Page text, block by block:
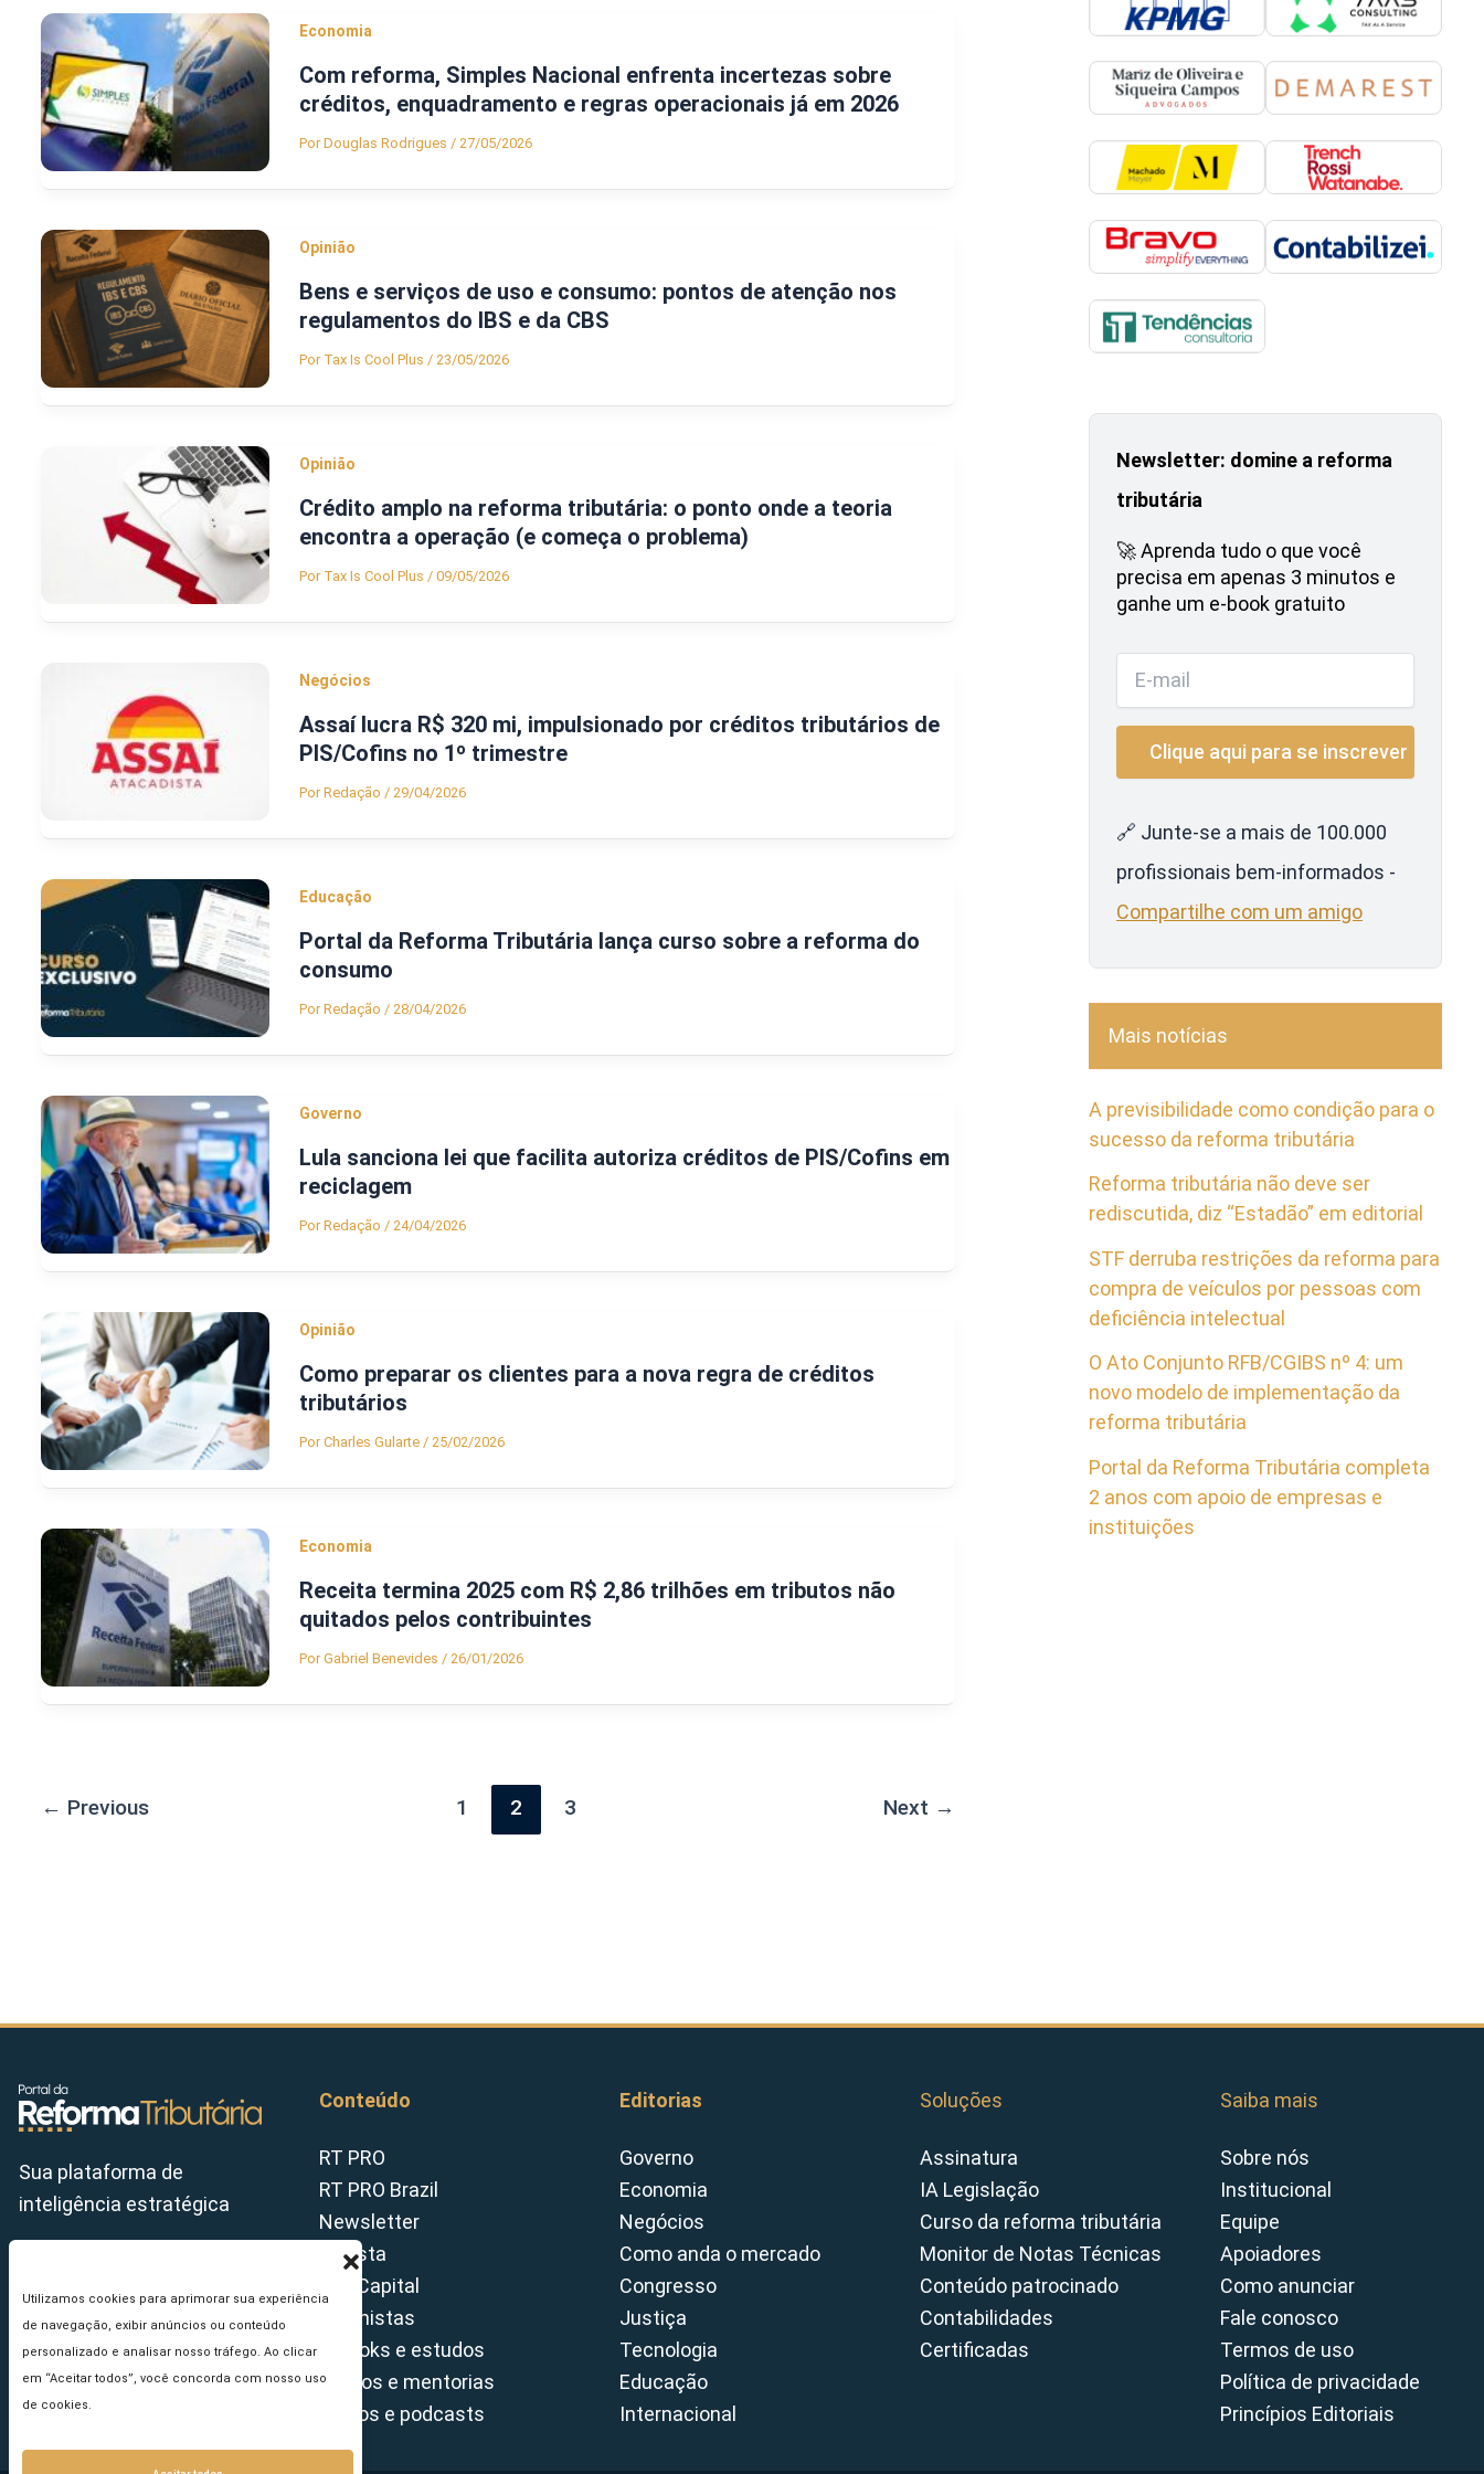
Utilizamos cookies para aprimorar sua experiência
de navegação, exibir anúncios ou conteúdo
personalizado e analisar nosso tráfego. Ao clicar
em “Aceitar todos”, você concorda com nosso uso
de cookies.
Economia
Com reforma, Simples Nacional enfrenta incertezas sobre
créditos, enquadramento e regras operacionais já em 2026
PorDouglas Rodrigues / 27/05/2026
Opinião
Bens e serviços de uso e consumo: pontos de atenção nos
regulamentos do IBS e da CBS
Por Tax Is Cool Plus / 23/05/2026
Opinião
Crédito amplo na reforma tributária: o ponto onde a teoria
encontra a operação (e começa o problema)
Por Tax Is Cool Plus / 09/05/2026
Negócios
Assaí lucra R$ 320 mi, impulsionado por créditos tributários de
PIS/Cofins no 1º trimestre
PorRedação / 29/04/2026
Educação
Portal da Reforma Tributária lança curso sobre a reforma do
consumo
PorRedação / 28/04/2026
Governo
Lula sanciona lei que facilita autoriza créditos de PIS/Cofins em
reciclagem
PorRedação / 24/04/2026
Opinião
Como preparar os clientes para a nova regra de créditos
tributários
PorCharles Gularte / 25/02/2026
Economia
Receita termina 2025 com R$ 2,86 trilhões em tributos não
quitados pelos contribuintes
PorGabriel Benevides / 26/01/2026
← Previous 1 2 3 Next →
Newsletter: domine a reforma
tributária
🚀 Aprenda tudo o que você
precisa em apenas 3 minutos e
ganhe um e-book gratuito
🔗 Junte-se a mais de 100.000
profissionais bem-informados -
Compartilhe com um amigo
Mais notícias
A previsibilidade como condição para o
sucesso da reforma tributária
Reforma tributária não deve ser
rediscutida, diz “Estadão” em editorial
STF derruba restrições da reforma para
compra de veículos por pessoas com
deficiência intelectual
O Ato Conjunto RFB/CGIBS nº 4: um
novo modelo de implementação da
reforma tributária
Portal da Reforma Tributária completa
2 anos com apoio de empresas e
instituições
Sua plataforma de
inteligência estratégica
Conteúdo
RT PRO
RT PRO Brazil
Newsletter
Revista
Tax Capital
Colunistas
E-books e estudos
Cursos e mentorias
Vídeos e podcasts
Editorias
Governo
Economia
Negócios
Como anda o mercado
Congresso
Justiça
Tecnologia
Educação
Internacional
Soluções
Assinatura
IA Legislação
Curso da reforma tributária
Monitor de Notas Técnicas
Conteúdo patrocinado
Contabilidades
Certificadas
Saiba mais
Sobre nós
Institucional
Equipe
Apoiadores
Como anunciar
Fale conosco
Termos de uso
Política de privacidade
Princípios Editoriais